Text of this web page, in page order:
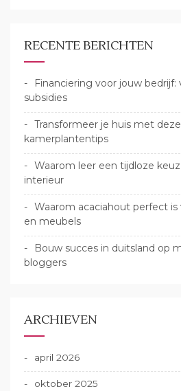
RECENTE BERICHTEN
Financiering voor jouw
subsidies
Transformeer je huis met
kamerplantentips
Waarom leer een tijdloze
interieur
Waarom acaciahout perfect
en meubels
Bouw succes in duitsland op
bloggers
ARCHIEVEN
april 2026
oktober 2025